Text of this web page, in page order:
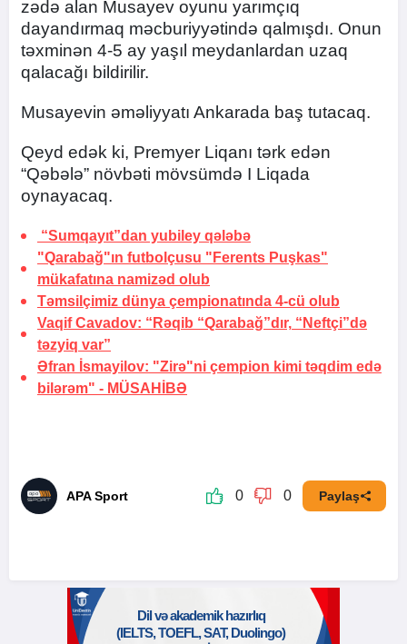
zədə alan Musayev oyunu yarımçıq
dayandırmaq məcburiyyətində qalmışdı. Onun
təxminən 4-5 ay yaşıl meydanlardan uzaq
qalacağı bildirilir.
Musayevin əməliyyatı Ankarada baş tutacaq.
Qeyd edək ki, Premyer Liqanı tərk edən
“Qəbələ” növbəti mövsümdə I Liqada
oynayacaq.
“Sumqayıt”dan yubiley qələbə
"Qarabağ"ın futbolçusu "Ferents Puşkas"
mükafatına namizəd olub
Təmsilçimiz dünya çempionatında 4-cü olub
Vaqif Cavadov: “Rəqib “Qarabağ”dır, “Neftçi”də
təzyiq var”
Əfran İsmayilov: "Zirə"ni çempion kimi təqdim edə
bilərəm" - MÜSAHİBƏ
APA Sport 0 0 Paylaş